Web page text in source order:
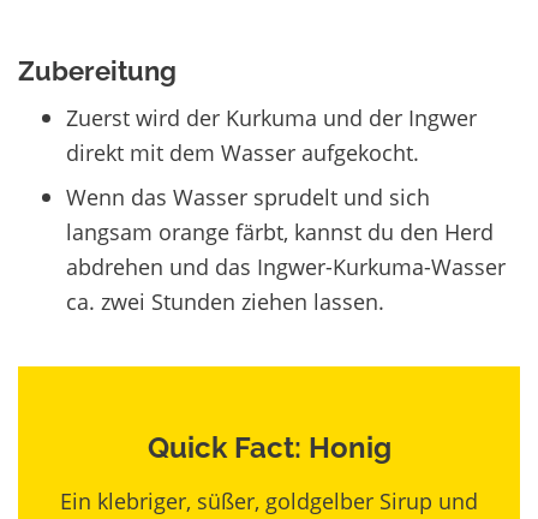
Zubereitung
Zuerst wird der Kurkuma und der Ingwer
direkt mit dem Wasser aufgekocht.
Wenn das Wasser sprudelt und sich
langsam orange färbt, kannst du den Herd
abdrehen und das Ingwer-Kurkuma-Wasser
ca. zwei Stunden ziehen lassen.
Quick Fact: Honig
Ein klebriger, süßer, goldgelber Sirup und